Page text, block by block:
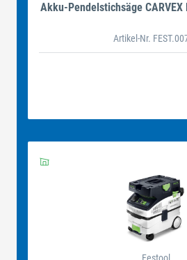
Akku-Pendelstichsäge CARVEX
Artikel-Nr.